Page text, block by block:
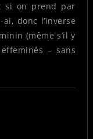
si on prend par
donc l’inverse
(même s’il y
– sans